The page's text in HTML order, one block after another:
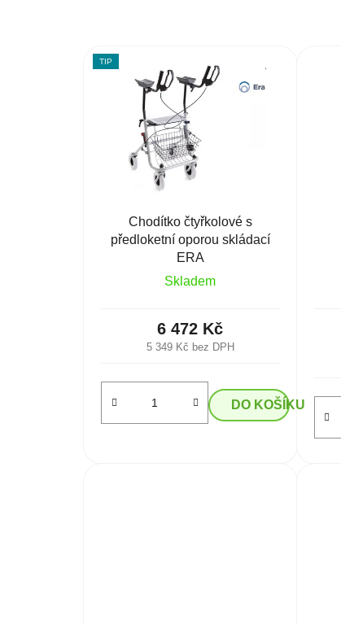
TIP
Chodítko čtyřkolové s
předloketní oporou skládací
ERA
Skladem
5 349 Kč bez DPH
6 472 Kč
DO KOŠÍKU